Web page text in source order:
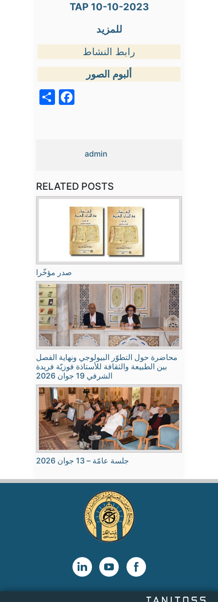
TAP 10-10-2023
للمزيد
رابط النشاط
ألبوم الصور
admin
RELATED POSTS
صدر مؤخّرا
محاضرة حول التطوّر البيولوجي ونهاية الفصل
بين الطبيعة والثقافة للأستاذة فوزيّة فريدة
الشرفي 19 جوان 2026
جلسة عامّة – 13 جوان 2026